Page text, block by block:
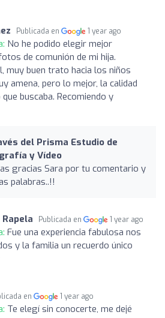
Publicada en 1 year ago
No he podido elegir mejor
de comunión de mi hija.
muy buen trato hacia los niños
amena, pero lo mejor, la calidad
buscaba. Recomiendo y
del Prisma Estudio de
y Vídeo
gracias Sara por tu comentario y
palabras..!!
Publicada en 1 year ago
Fue una experiencia fabulosa nos
y la familia un recuerdo único
en 1 year ago
Te elegí sin conocerte, me dejé